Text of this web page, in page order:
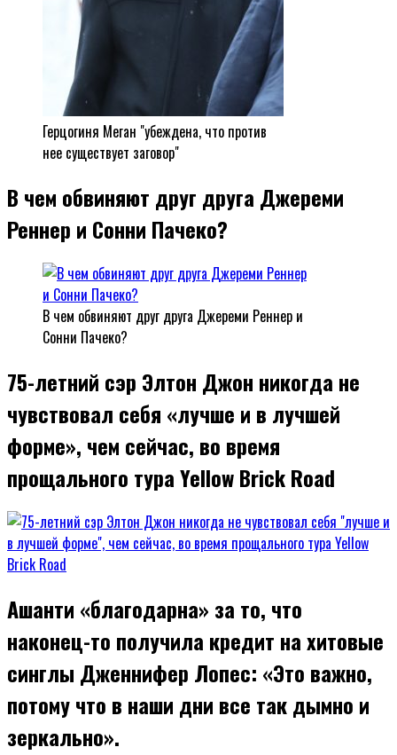
Герцогиня Меган "убеждена, что против
нее существует заговор"
В чем обвиняют друг друга Джереми
Реннер и Сонни Пачеко?
В чем обвиняют друг друга Джереми Реннер и
Сонни Пачеко?
75-летний сэр Элтон Джон никогда не
чувствовал себя «лучше и в лучшей
форме», чем сейчас, во время
прощального тура Yellow Brick Road
Ашанти «благодарна» за то, что
наконец-то получила кредит на хитовые
синглы Дженнифер Лопес: «Это важно,
потому что в наши дни все так дымно и
зеркально».